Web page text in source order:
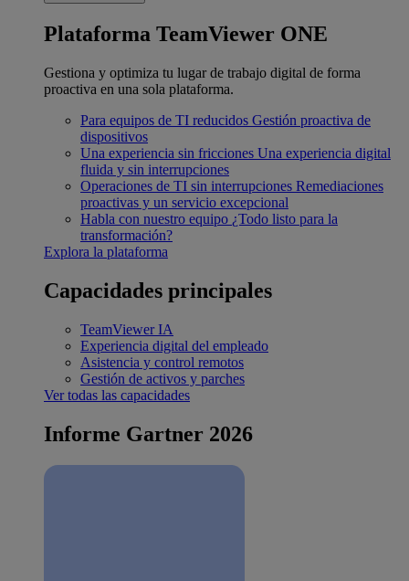
Plataforma TeamViewer ONE
Gestiona y optimiza tu lugar de trabajo digital de forma
proactiva en una sola plataforma.
Para equipos de TI reducidos Gestión proactiva de
dispositivos
Una experiencia sin fricciones Una experiencia digital
fluida y sin interrupciones
Operaciones de TI sin interrupciones Remediaciones
proactivas y un servicio excepcional
Habla con nuestro equipo ¿Todo listo para la
transformación?
Explora la plataforma
Capacidades principales
TeamViewer IA
Experiencia digital del empleado
Asistencia y control remotos
Gestión de activos y parches
Ver todas las capacidades
Informe Gartner 2026